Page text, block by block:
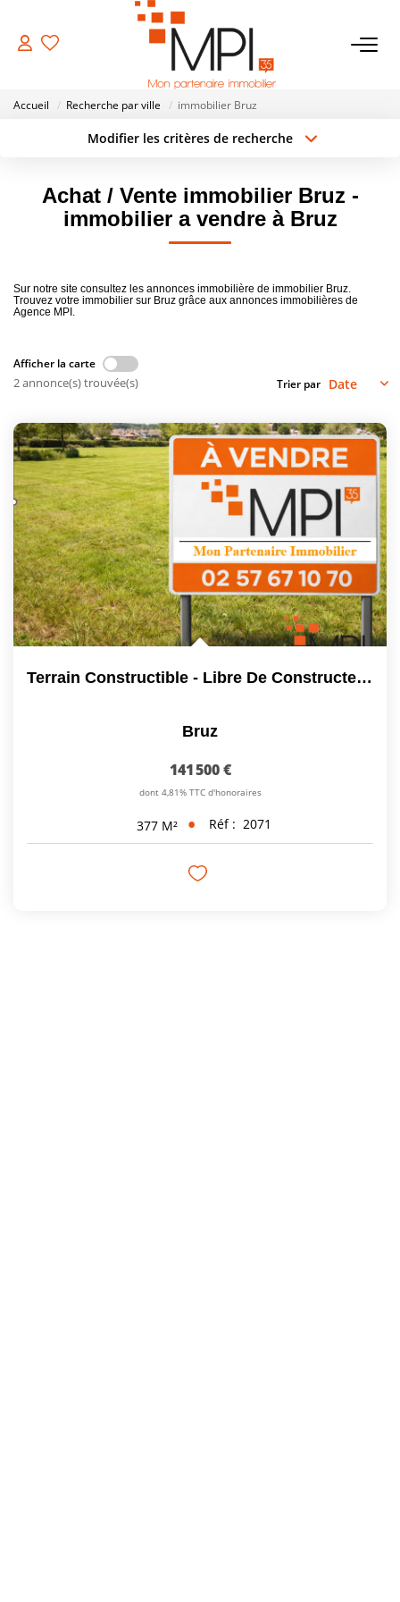
VENTES
Biens À Vendre
LOCATIONS
ESTIMATION
Vendre
Louer/faire Gérer
Simulateurs
Nos Outils Pour Vendre
ACTUALITÉS
CONTACT
Recrutement
Accueil Recherche par ville immobilier Bruz
Modifier les critères de recherche
Sélectionnez...
Type de bien
Surface min
Plus de critères Créer une alerte
Achat / Vente immobilier Bruz -
immobilier a vendre à Bruz
Sur notre site consultez les annonces immobilière de immobilier Bruz.
Trouvez votre immobilier sur Bruz grâce aux annonces immobilières de
Agence MPI.
Afficher la carte
2 annonce(s) trouvée(s) Trier par
Terrain Constructible - Libre De Constructeur - 15 Min Au...
Bruz
141 500 €
dont 4,81% TTC d'honoraires
377 M² Réf : 2071